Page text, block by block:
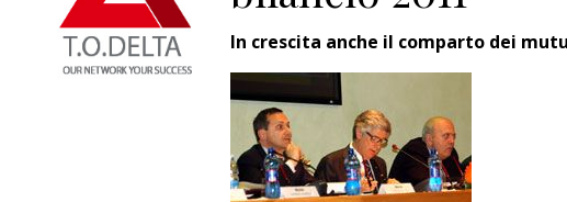
In crescita anche il comparto dei